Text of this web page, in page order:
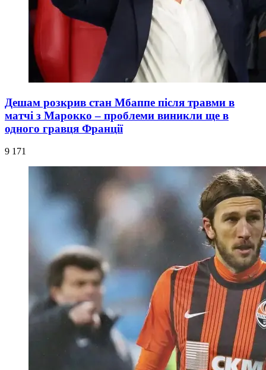
Дешам розкрив стан Мбаппе після травми в
матчі з Марокко – проблеми виникли ще в
одного гравця Франції
9 171